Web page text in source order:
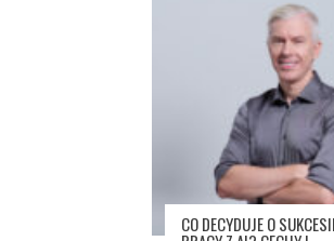
CO DECYDUJE O